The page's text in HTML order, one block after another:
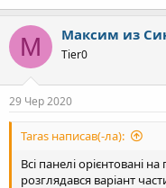
М Максим из
Tier0
29 Чер 2020
Taras написав(-ла):
Всі панелі орієнтовані
розглядався варіант